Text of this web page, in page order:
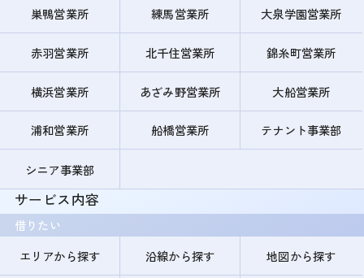
巣鴨営業所 練馬営業所 大泉学園営業所
赤羽営業所 北千住営業所 錦糸町営業所
横浜営業所 あざみ野営業所 大船営業所
浦和営業所 船橋営業所 テナント事業部
シニア事業部
サービス内容
借りたい
エリアから探す
沿線から探す 地図から探す